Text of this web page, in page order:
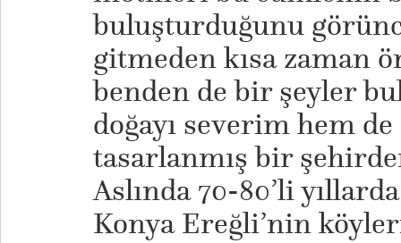
buluşturduğunu
gitmeden kısa zaman
benden de bir şeyler
doğayı severim hem
tasarlanmış bir
Aslında 70-80’li
Konya Ereğli’nin